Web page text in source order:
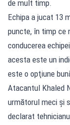
de mult timp.
Echipa a jucat 13
puncte, în timp ce
conducerea
acesta este un
este o opţiune
Atacantul Khaled
următorul meci şi
declarat